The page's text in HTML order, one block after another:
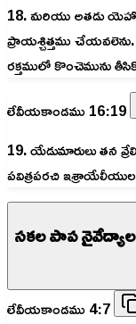
18. మరియు అతడు
ప్రాయశ్చిత్తము
రక్తములో కొంచెమును
లేవీయకాండము 16:19
19. యేడుమారులు తన
పవిత్రపరచి ఇశ్రాయేలీయుల
సకల పాప నైవేద్యాల
లేవీయకాండము 4:7